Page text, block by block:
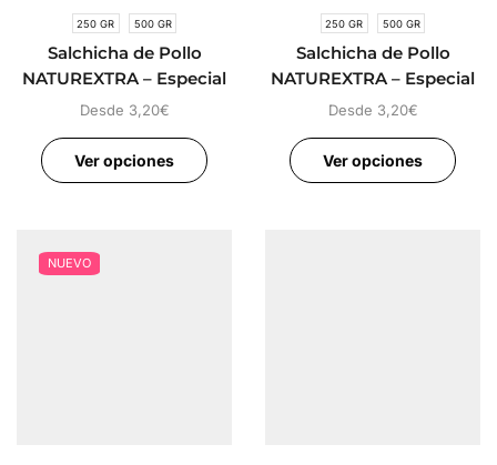
250 GR 500 GR
Salchicha de Pollo
NATUREXTRA – Especial
Sistema Óseo
Desde 3,20€
Ver opciones
250 GR 500 GR
Salchicha de Pollo
NATUREXTRA – Especial
Refuerzo Sistema
Desde 3,20€
Ver opciones
NUEVO